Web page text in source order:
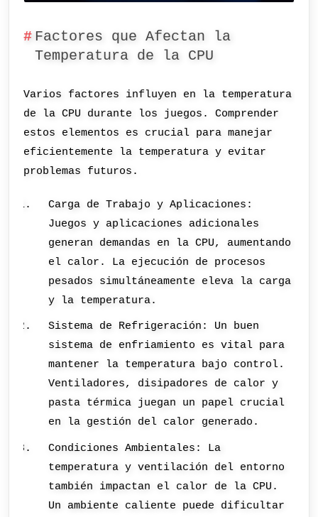
Factores que Afectan la
Temperatura de la CPU
Varios factores influyen en la temperatura
de la CPU durante los juegos. Comprender
estos elementos es crucial para manejar
eficientemente la temperatura y evitar
problemas futuros.
Carga de Trabajo y Aplicaciones:
Juegos y aplicaciones adicionales
generan demandas en la CPU, aumentando
el calor. La ejecución de procesos
pesados simultáneamente eleva la carga
y la temperatura.
Sistema de Refrigeración: Un buen
sistema de enfriamiento es vital para
mantener la temperatura bajo control.
Ventiladores, disipadores de calor y
pasta térmica juegan un papel crucial
en la gestión del calor generado.
Condiciones Ambientales: La
temperatura y ventilación del entorno
también impactan el calor de la CPU.
Un ambiente caliente puede dificultar